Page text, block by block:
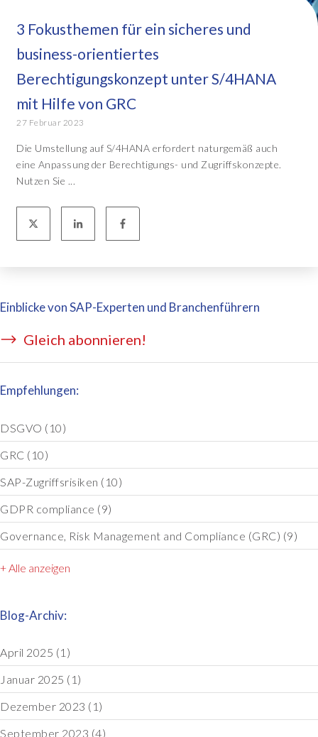
3 Fokusthemen für ein sicheres und
business-orientiertes
Berechtigungskonzept unter S/4HANA
mit Hilfe von GRC
27 Februar 2023
Die Umstellung auf S/4HANA erfordert naturgemäß auch
eine Anpassung der Berechtigungs- und Zugriffskonzepte.
Nutzen Sie ...
Einblicke von SAP-Experten und Branchenführern
Gleich abonnieren!
Empfehlungen:
DSGVO (10)
GRC (10)
SAP-Zugriffsrisiken (10)
GDPR compliance (9)
Governance, Risk Management and Compliance (GRC) (9)
+ Alle anzeigen
Blog-Archiv:
April 2025 (1)
Januar 2025 (1)
Dezember 2023 (1)
September 2023 (4)